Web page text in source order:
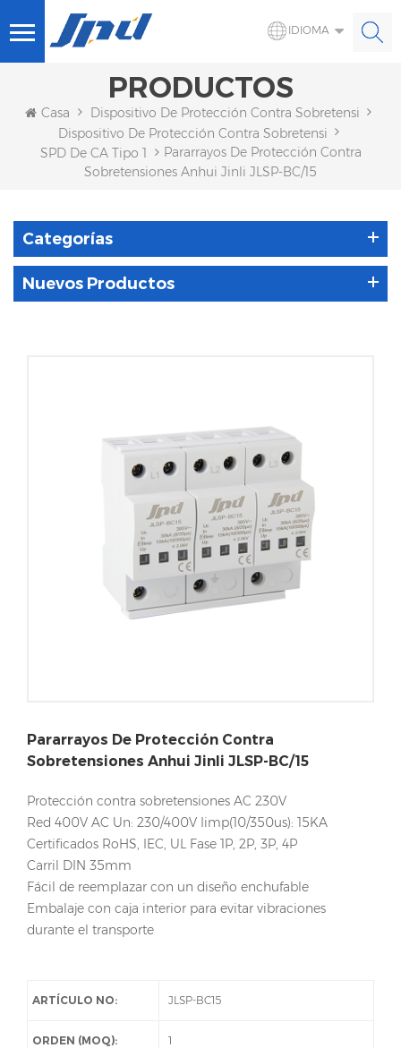
IDIOMA
PRODUCTOS
Casa
Dispositivo De Protección Contra Sobretensiones
Dispositivo De Protección Contra Sobretensiones De CA
SPD De CA Tipo 1
Pararrayos De Protección Contra
Sobretensiones Anhui Jinli JLSP-BC/15
Categorías
Nuevos Productos
Pararrayos De Protección Contra
Sobretensiones Anhui Jinli JLSP-BC/15
Protección contra sobretensiones AC 230V
Red 400V AC Un: 230/400V Iimp(10/350us): 15KA
Certificados RoHS, IEC, UL Fase 1P, 2P, 3P, 4P
Carril DIN 35mm
Fácil de reemplazar con un diseño enchufable
Embalaje con caja interior para evitar vibraciones
durante el transporte
ARTÍCULO NO: JLSP-BC15
ORDEN (MOQ): 1